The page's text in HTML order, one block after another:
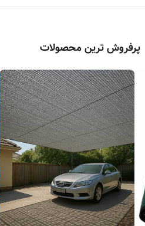
پرفروش ترین محصولات